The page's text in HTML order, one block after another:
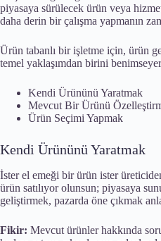
piyasaya sürülecek ürün veya
daha derin bir çalışma yapmanın
Ürün tabanlı bir işletme için, ürün
temel yaklaşımdan birini
Kendi Ürününü Yaratmak
Mevcut Bir Ürünü
Ürün Seçimi Yapmak
Kendi Ürününü Yaratmak
İster el emeği bir ürün ister
ürün satılıyor olunsun; piyasaya
geliştirmek, pazarda öne çıkmak
Fikir: Mevcut ürünler hakkında